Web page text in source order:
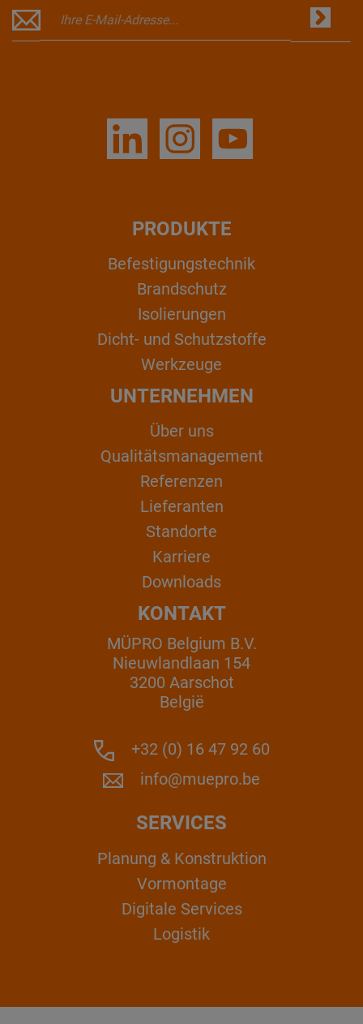
PRODUKTE
Befestigungstechnik
Brandschutz
Isolierungen
Dicht- und Schutzstoffe
Werkzeuge
UNTERNEHMEN
Über uns
Qualitätsmanagement
Referenzen
Lieferanten
Standorte
Karriere
Downloads
KONTAKT
MÜPRO Belgium B.V.
Nieuwlandlaan 154
3200 Aarschot
België
+32 (0) 16 47 92 60
info@muepro.be
SERVICES
Planung & Konstruktion
Vormontage
Digitale Services
Logistik